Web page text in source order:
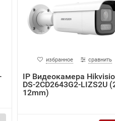
избранное сравнить
IP Видеокамера
DS-2CD2643G2-LIZS2U
12mm)